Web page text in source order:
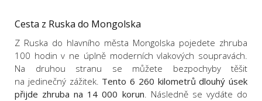
Cesta z Ruska do Mongolska
Z Ruska do hlavního města Mongolska pojedete zhruba
100 hodin v ne úplně moderních vlakových soupravách.
Na druhou stranu se můžete bezpochyby těšit
na jedinečný zážitek. Tento 6 260 kilometrů dlouhý úsek
přijde zhruba na 14 000 korun. Následně se vydáte do